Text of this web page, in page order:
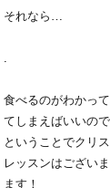
それなら…
.
食べるのがわかっ
てしまえばいいの
ということでクリ
レッスンはござい
ます！